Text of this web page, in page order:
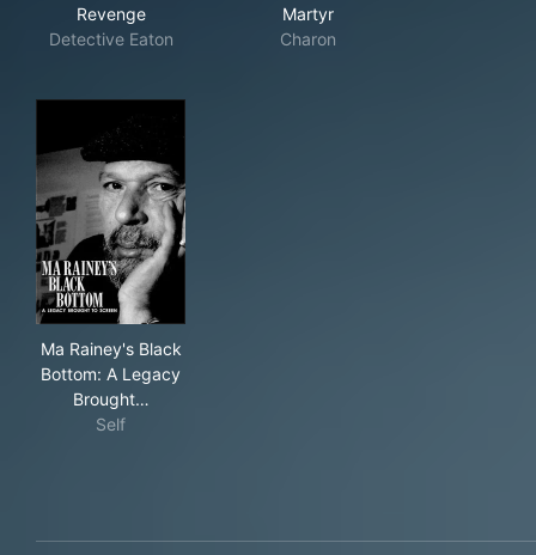
Revenge
Detective Eaton
Martyr
Charon
Ma Rainey's Black
Bottom: A Legacy
Brought…
Self